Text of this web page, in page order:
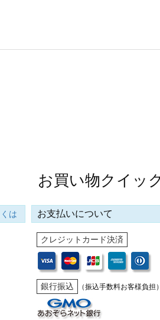
お買い物クイッ
は お支払いについて
クレジットカード決済
銀行振込 （振込手数料お客様負担）